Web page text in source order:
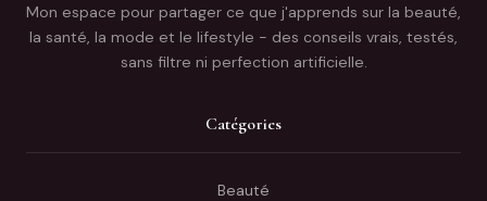
Mon espace pour partager ce que j'apprends sur la beauté,
la santé, la mode et le lifestyle - des conseils vrais, testés,
sans filtre ni perfection artificielle.
Catégories
Beauté